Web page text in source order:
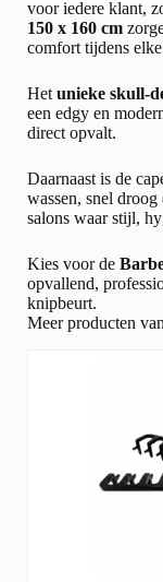
voor iedere klant,
150 x 160 cm
comfort tijdens
Het unieke skull-
een edgy en
direct opvalt.
Daarnaast is de
wassen, snel
salons waar stijl,
Kies voor de
opvallend,
knipbeurt.
Meer producten